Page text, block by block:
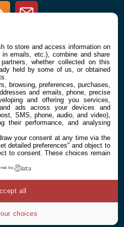
RSS Newsletter
À PROPOS
Contact
Tous droits réservés
to store and access information on
emails, etc.), combine and share
whether collected on this
held by some of us, or obtained
browsing, preferences, purchases,
and emails, phone, precise
and offering you services,
ads across your devices and
SMS, phone, audio, and video),
their performance, and analysing
your consent at any time via the
detailed preferences" and object to
to consent. These choices remain
by
choices
all